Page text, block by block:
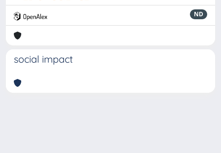
ND
social impact